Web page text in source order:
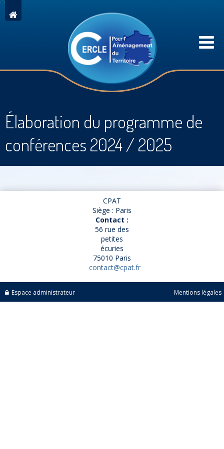
Élaboration du programme de
conférences 2024 / 2025
CPAT
Siège : Paris
Contact :
56 rue des
petites
écuries
75010 Paris
contact@cpat.fr
Espace administrateur Mentions légales